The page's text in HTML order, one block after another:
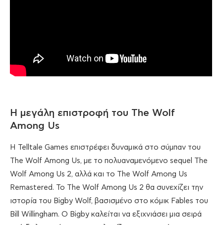
Η μεγάλη επιστροφή του The Wolf
Among Us
Η Telltale Games επιστρέφει δυναμικά στο σύμπαν του
The Wolf Among Us, με το πολυαναμενόμενο sequel The
Wolf Among Us 2, αλλά και το The Wolf Among Us
Remastered. Το The Wolf Among Us 2 θα συνεχίζει την
ιστορία του Bigby Wolf, βασισμένο στο κόμικ Fables του
Bill Willingham. Ο Bigby καλείται να εξιχνιάσει μια σειρά